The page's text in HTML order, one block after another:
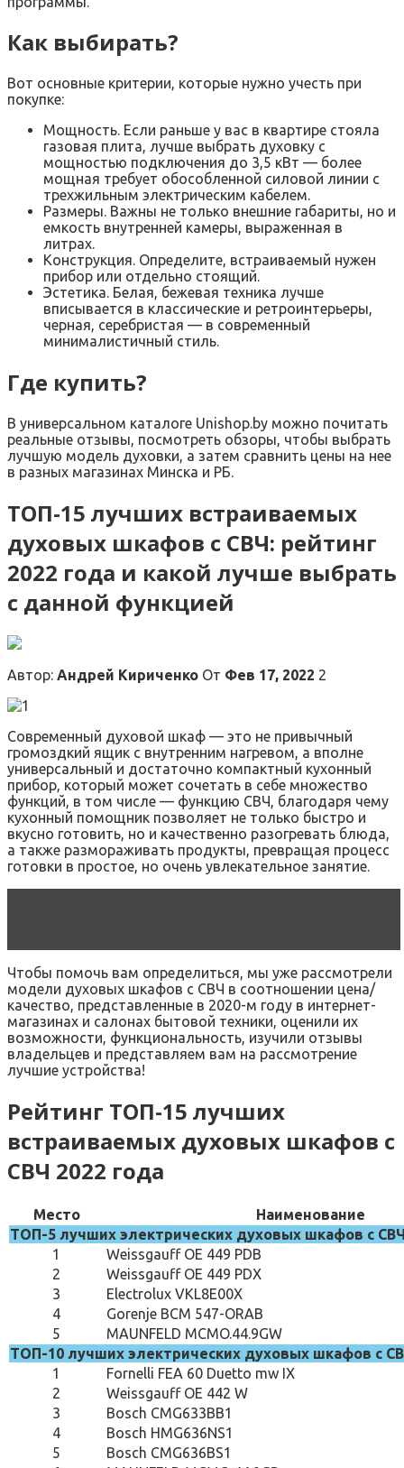
Как выбирать?
Вот основные критерии, которые нужно учесть при
покупке:
Мощность. Если раньше у вас в квартире стояла
газовая плита, лучше выбрать духовку с
мощностью подключения до 3,5 кВт — более
мощная требует обособленной силовой линии с
трехжильным электрическим кабелем.
Размеры. Важны не только внешние габариты, но и
емкость внутренней камеры, выраженная в
литрах.
Конструкция. Определите, встраиваемый нужен
прибор или отдельно стоящий.
Эстетика. Белая, бежевая техника лучше
вписывается в классические и ретроинтерьеры,
черная, серебристая — в современный
минималистичный стиль.
Где купить?
В универсальном каталоге Unishop.by можно почитать
реальные отзывы, посмотреть обзоры, чтобы выбрать
лучшую модель духовки, а затем сравнить цены на нее
в разных магазинах Минска и РБ.
ТОП-15 лучших встраиваемых
духовых шкафов с СВЧ: рейтинг
2022 года и какой лучше выбрать
с данной функцией
Автор: Андрей Кириченко От Фев 17, 2022 2
Современный духовой шкаф — это не привычный
громоздкий ящик с внутренним нагревом, а вполне
универсальный и достаточно компактный кухонный
прибор, который может сочетать в себе множество
функций, в том числе — функцию СВЧ, благодаря чему
кухонный помощник позволяет не только быстро и
вкусно готовить, но и качественно разогревать блюда,
а также размораживать продукты, превращая процесс
готовки в простое, но очень увлекательное занятие.
Чтобы помочь вам определиться, мы уже рассмотрели
модели духовых шкафов с СВЧ в соотношении цена/
качество, представленные в 2020-м году в интернет-
магазинах и салонах бытовой техники, оценили их
возможности, функциональность, изучили отзывы
владельцев и представляем вам на рассмотрение
лучшие устройства!
Рейтинг ТОП-15 лучших
встраиваемых духовых шкафов с
СВЧ 2022 года
Место
Наименование
ТОП-5 лучших электрических духовых шкафов с
1
Weissgauff OE 449 PDB
2
Weissgauff OE 449 PDX
3
Electrolux VKL8E00X
4
Gorenje BCM 547-ORAB
5
MAUNFELD MCMO.44.9GW
ТОП-10 лучших электрических духовых шкафов с
1
Fornelli FEA 60 Duetto mw IX
2
Weissgauff OE 442 W
3
Bosch CMG633BB1
4
Bosch HMG636NS1
5
Bosch CMG636BS1